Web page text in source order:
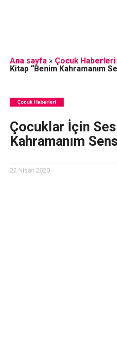
Ana sayfa» Çocuk Haberleri
Kitap “Benim Kahramanım
Çocuk Haberleri
Çocuklar İçin
Kahramanım
22 Nisan 2020